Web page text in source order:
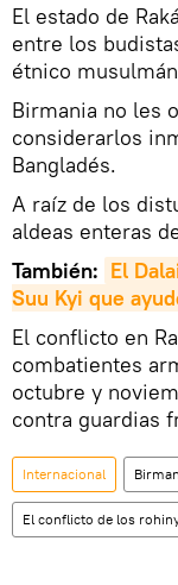
El estado de
entre los
étnico
Birmania no les
considerarlos
Bangladés.
A raíz de los
aldeas enteras
También: El
Suu Kyi que
El conflicto en
combatientes
octubre y
contra guardias
Internacional
El conflicto de los